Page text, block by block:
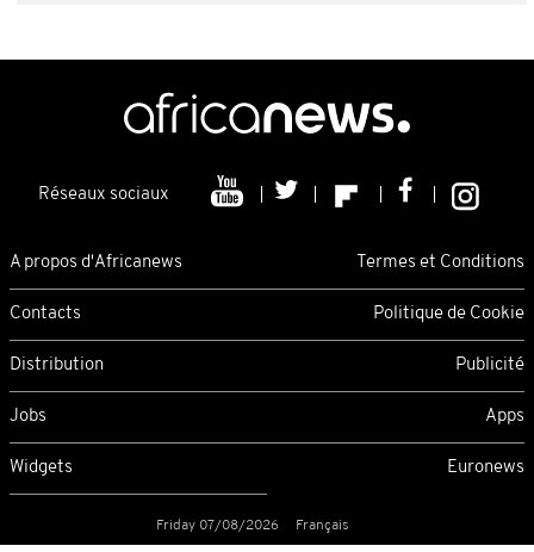
Réseaux sociaux
A propos d'Africanews Termes et Conditions
Contacts Politique de Cookie
Distribution Publicité
Jobs Apps
Widgets Euronews
Friday 07/08/2026